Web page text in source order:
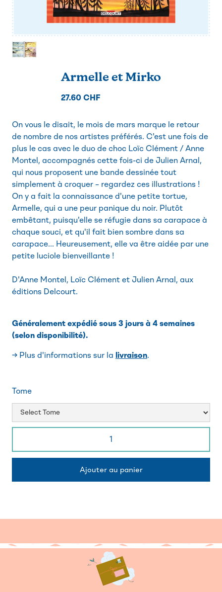
Armelle et Mirko
27.60 CHF
On vous le disait, le mois de mars marque le retour
de nombre de nos artistes préférés. C'est une fois de
plus le cas avec le duo de choc Loïc Clément / Anne
Montel, accompagnés cette fois-ci de Julien Arnal,
qui nous proposent une bande dessinée tout
simplement à croquer – regardez ces illustrations !
On y a fait la connaissance d'une petite tortue,
Armelle, qui a une peur panique du noir. Plutôt
embêtant, puisqu'elle se réfugie dans sa carapace à
chaque souci, et qu'il fait bien sombre dans sa
carapace... Heureusement, elle va être aidée par une
petite luciole bienveillante !
D'Anne Montel, Loïc Clément et Julien Arnal, aux
éditions Delcourt.
Généralement expédié sous 3 jours à 4 semaines
(selon disponibilité).
→ Plus d'informations sur la livraison.
Tome